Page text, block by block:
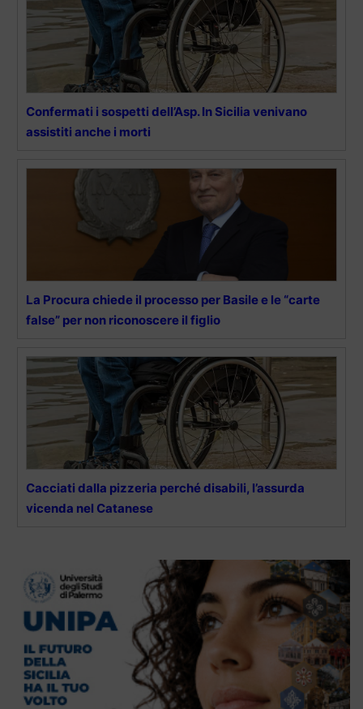
Confermati i sospetti dell’Asp. In Sicilia venivano
assistiti anche i morti
La Procura chiede il processo per Basile e le “carte
false” per non riconoscere il figlio
Cacciati dalla pizzeria perché disabili, l’assurda
vicenda nel Catanese